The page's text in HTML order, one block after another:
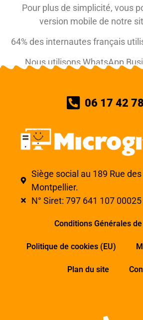
Pour plus de simplicité, vous
version mobile de notre
64% des internautes français
Nous utilisons WhatsApp
06 17 42
Siège social au 189 Rue
Montpellier.
N° Siret: 797 641 107 00025
Conditions Générales
Politique de cookies (EU)
Plan du site